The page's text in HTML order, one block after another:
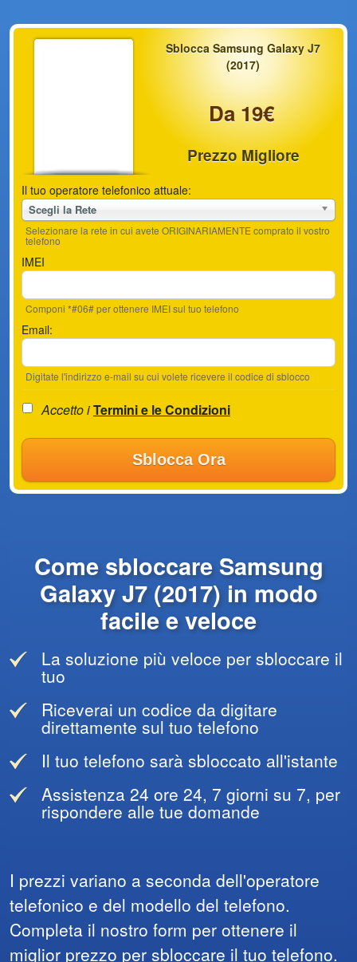
Sblocca Samsung Galaxy J7
(2017)
Da 19€
Prezzo Migliore
Il tuo operatore telefonico attuale:
Scegli la Rete
Selezionare la rete in cui avete ORIGINARIAMENTE comprato il vostro
telefono
IMEI
Componi *#06# per ottenere IMEI sul tuo telefono
Email:
Digitate l'indirizzo e-mail su cui volete ricevere il codice di sblocco
Accetto iTermini e le Condizioni
Sblocca Ora
Come sbloccare Samsung
Galaxy J7 (2017) in modo
facile e veloce
La soluzione più veloce per sbloccare il
tuo
Riceverai un codice da digitare
direttamente sul tuo telefono
Il tuo telefono sarà sbloccato all'istante
Assistenza 24 ore 24, 7 giorni su 7, per
rispondere alle tue domande
I prezzi variano a seconda dell'operatore
telefonico e del modello del telefono.
Completa il nostro form per ottenere il
miglior prezzo per sbloccare il tuo telefono.